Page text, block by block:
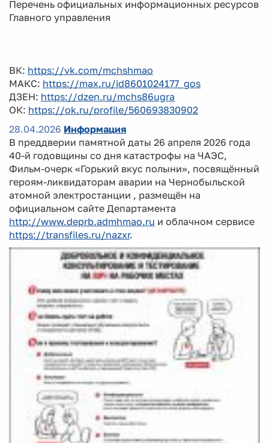
Перечень официальных информационных ресурсов
Главного управления
ВК: https://vk.com/mchshmao
МАКС: https://max.ru/id8601024177_gos
ДЗЕН: https://dzen.ru/mchs86ugra
ОК: https://ok.ru/profile/560693830902
28.04.2026 Информация
В преддверии памятной даты 26 апреля 2026 года
40-й годовщины со дня катастрофы на ЧАЭС,
Фильм-очерк «Горький вкус полыни», посвящённый
героям-ликвидаторам аварии на Чернобыльской
атомной электростанции , размещён на
официальном сайте Департамента
http://www.deprb.admhmao.ru и облачном сервисе
https://transfiles.ru/nazxr.